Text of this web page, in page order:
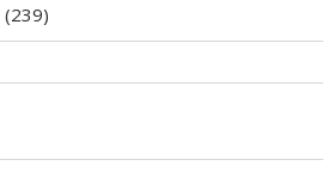
(239)